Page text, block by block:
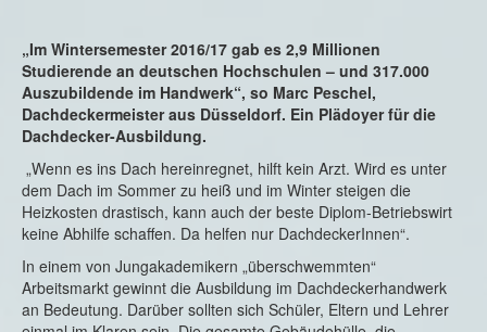
„Im Wintersemester 2016/17 gab es 2,9 Millionen
Studierende an deutschen Hochschulen – und 317.000
Auszubildende im Handwerk“, so Marc Peschel,
Dachdeckermeister aus Düsseldorf. Ein Plädoyer für die
Dachdecker-Ausbildung.
„Wenn es ins Dach hereinregnet, hilft kein Arzt. Wird es unter
dem Dach im Sommer zu heiß und im Winter steigen die
Heizkosten drastisch, kann auch der beste Diplom-Betriebswirt
keine Abhilfe schaffen. Da helfen nur DachdeckerInnen“.
In einem von Jungakademikern „überschwemmten“
Arbeitsmarkt gewinnt die Ausbildung im Dachdeckerhandwerk
an Bedeutung. Darüber sollten sich Schüler, Eltern und Lehrer